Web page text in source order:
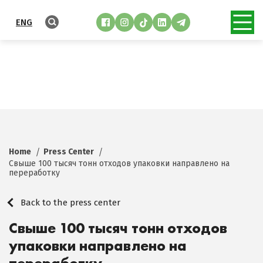
ENG
Home
Press Center
Свыше 100 тысяч тонн отходов упаковки направлено на
переработку
Back to the press center
Свыше 100 тысяч тонн отходов
упаковки направлено на